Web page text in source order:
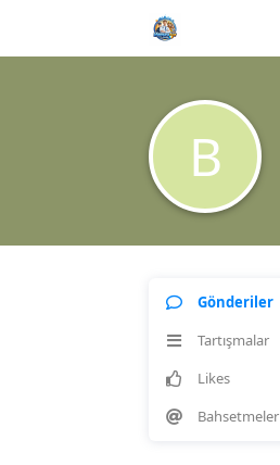
B
Gönderiler
Tartışmalar
Likes
Bahsetmeler